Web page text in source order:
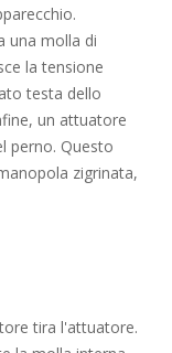
una molla di
la tensione
testa dello
un attuatore
perno. Questo
zigrinata,
tira l'attuatore.